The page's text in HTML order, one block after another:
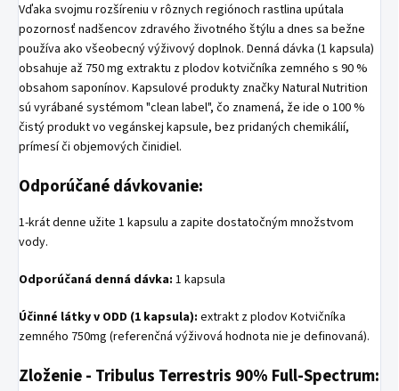
Vďaka svojmu rozšíreniu v rôznych regiónoch rastlina upútala
pozornosť nadšencov zdravého životného štýlu a dnes sa bežne
používa ako všeobecný výživový doplnok. Denná dávka (1 kapsula)
obsahuje až 750 mg extraktu z plodov kotvičníka zemného s 90 %
obsahom saponínov. Kapsulové produkty značky Natural Nutrition
sú vyrábané systémom "clean label", čo znamená, že ide o 100 %
čistý produkt vo vegánskej kapsule, bez pridaných chemikálií,
prímesí či objemových činidiel.
Odporúčané dávkovanie:
1-krát denne užite 1 kapsulu a zapite dostatočným množstvom
vody.
Odporúčaná denná dávka: 1 kapsula
Účinné látky v ODD (1 kapsula): extrakt z plodov Kotvičníka
zemného 750mg (referenčná výživová hodnota nie je definovaná).
Zloženie - Tribulus Terrestris 90% Full-Spectrum: